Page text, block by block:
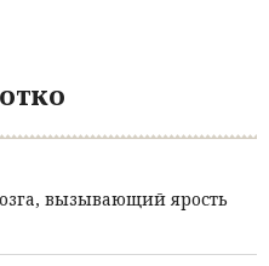
вызывающий ярость